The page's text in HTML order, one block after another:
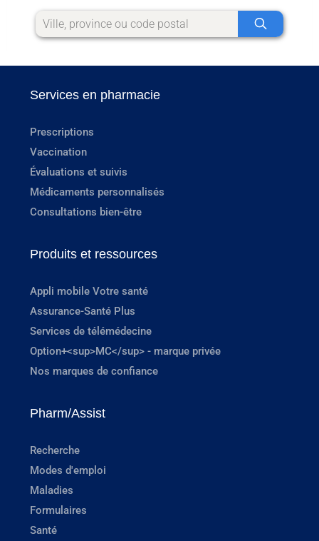
Services en pharmacie
Prescriptions
Vaccination
Évaluations et suivis
Médicaments personnalisés
Consultations bien-être
Produits et ressources
Appli mobile Votre santé
Assurance-Santé Plus
Services de télémédecine
Option+<sup>MC</sup> - marque privée
Nos marques de confiance
Pharm/Assist
Recherche
Modes d'emploi
Maladies
Formulaires
Santé